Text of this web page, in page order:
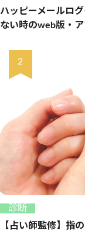
ハッピーメールロ
ない時のweb版・
診断
【占い師監修】指